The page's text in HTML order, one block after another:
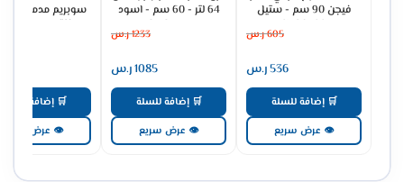
فيجن 90 سم - ستيل
SV90PSS
605ر.س
536ر.س
🛒 إضافة للسلة
👁 عرض سريع
64 لتر - 60 سم - اسود
MGBGF-HIB
1233ر.س
1085ر.س
🛒 إضافة للسلة
👁 عرض سريع
سوبريم مدمج
🛒 إضافة للسلة
👁 عرض سريع